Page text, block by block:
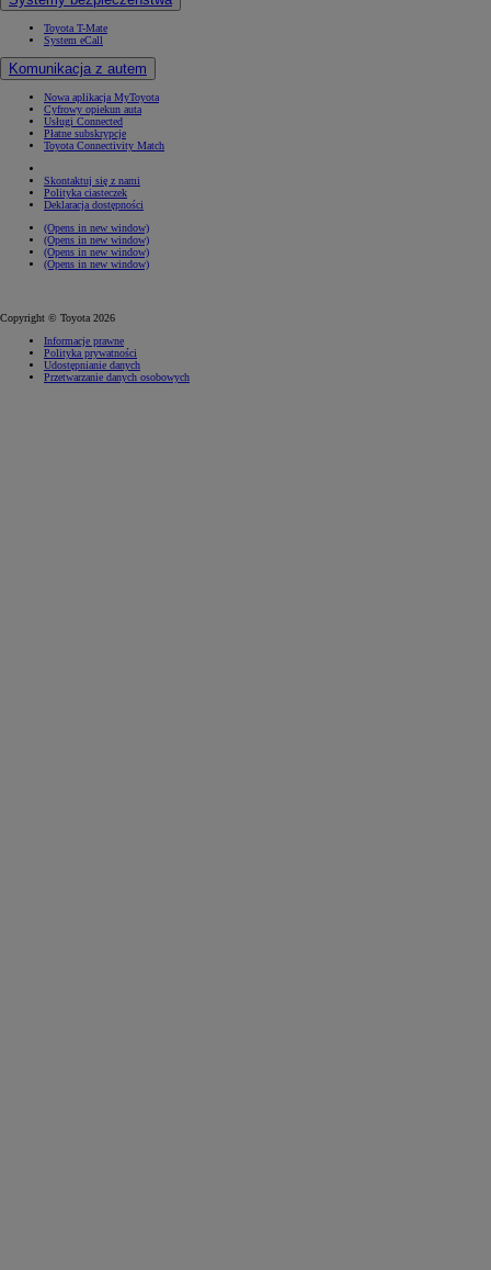
Toyota T-Mate
System eCall
Komunikacja z autem
Nowa aplikacja MyToyota
Cyfrowy opiekun auta
Usługi Connected
Płatne subskrypcje
Toyota Connectivity Match
Skontaktuj się z nami
Polityka ciasteczek
Deklaracja dostępności
(Opens in new window)
(Opens in new window)
(Opens in new window)
(Opens in new window)
Copyright © Toyota 2026
Informacje prawne
Polityka prywatności
Udostępnianie danych
Przetwarzanie danych osobowych